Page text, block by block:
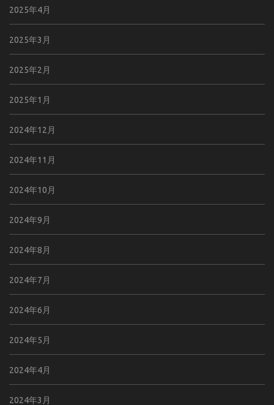
2025年4月
2025年3月
2025年2月
2025年1月
2024年12月
2024年11月
2024年10月
2024年9月
2024年8月
2024年7月
2024年6月
2024年5月
2024年4月
2024年3月